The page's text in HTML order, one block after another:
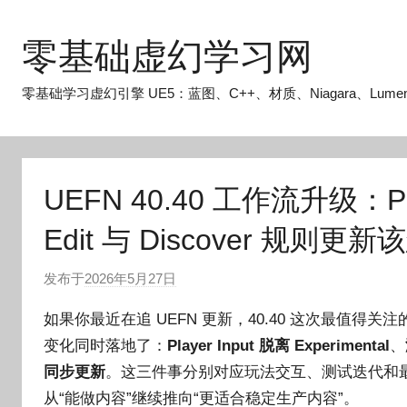
零基础虚幻学习网
零基础学习虚幻引擎 UE5：蓝图、C++、材质、Niagara、
UEFN 40.40 工作流升级：
Edit 与 Discover 规则更新
发布于2026年5月27日
:
O
k
g
如果你最近在追 UEFN 更新，40.40 这次最值得关
变化同时落地了： Player Input 脱离 Experimental、
同步更新。这三件事分别对应玩法交互、测试迭代
从“能做内容”继续推向“更适合稳定生产内容”。